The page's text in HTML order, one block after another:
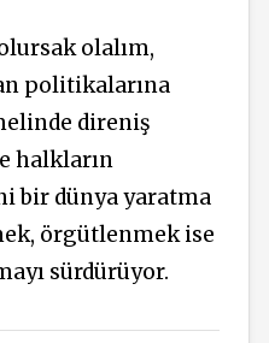
olalım,
politikalarına
direniş
halkların
bir dünya yaratma
örgütlenmek ise
sürdürüyor.